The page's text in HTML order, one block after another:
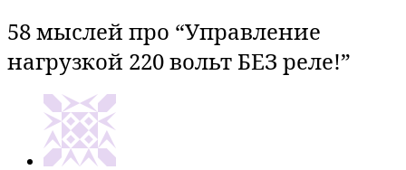
58 мыслей про “Управление
нагрузкой 220 вольт БЕЗ реле!”